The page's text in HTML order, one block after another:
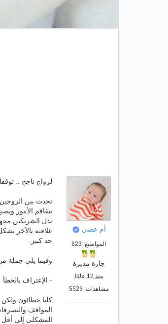
أم عضي
المواضيع: 623
جارة مديرة
منذ 12 عامًا
مشاهدات: 5523
لزواج ناجح ..
تحدث بين
تتفاقم الأمور
بذل الشريكين
علاقته بالآخر
حد كبير.
وفيما يلي جملة
- الإعتراف بالخطأ
كلنا خطائون
المواقف
المشكلى إلى